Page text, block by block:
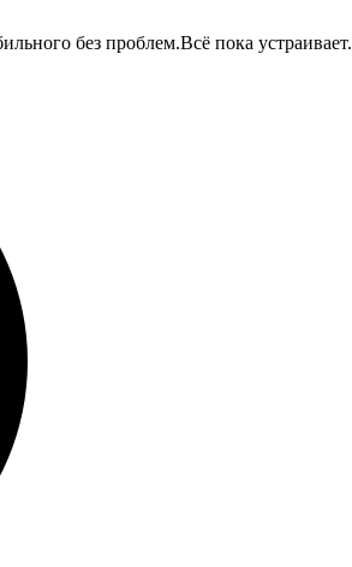
без проблем.Всё пока устраивает.